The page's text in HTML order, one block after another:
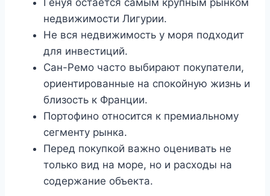
недвижимости Лигурии.
Не вся недвижимость у моря подходит
для инвестиций.
Сан-Ремо часто выбирают покупатели,
ориентированные на спокойную жизнь и
близость к Франции.
Портофино относится к премиальному
сегменту рынка.
Перед покупкой важно оценивать не
только вид на море, но и расходы на
содержание объекта.